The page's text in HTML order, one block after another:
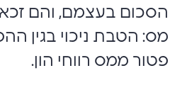
מס: הטבת ניכוי בגין
פטור ממס רווחי הון.